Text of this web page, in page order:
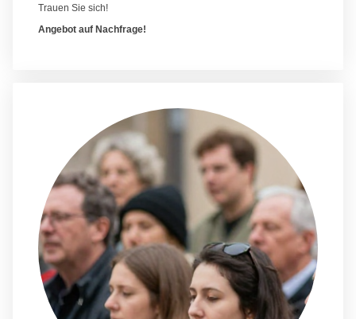
Trauen Sie sich!
Angebot auf Nachfrage!